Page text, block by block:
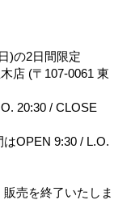
)の2日間限定
店 (〒107-0061 東
20:30 / CLOSE
OPEN 9:30 / L.O.
売を終了いたしま